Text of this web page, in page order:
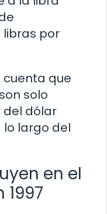
libras por
cuenta que
solo
del dólar
largo del
en el